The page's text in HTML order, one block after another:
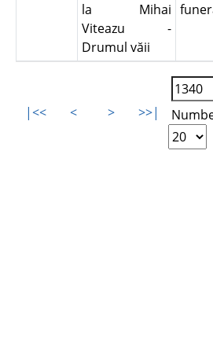
la Mihai
Viteazu -
Drumul văii
|<< < > >>|